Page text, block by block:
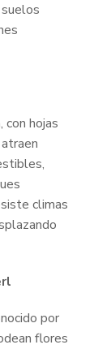
hojas
climas
por
flores